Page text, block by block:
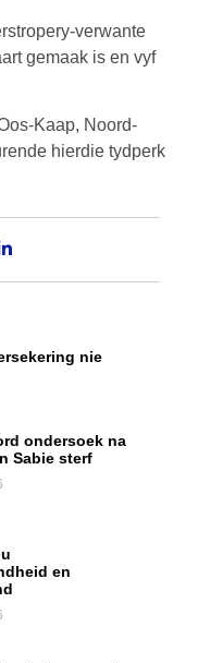
verwante
gemaak is en vyf
Kaap, Noord-
hierdie tydperk
nie
ondersoek na
Sabie sterf
en